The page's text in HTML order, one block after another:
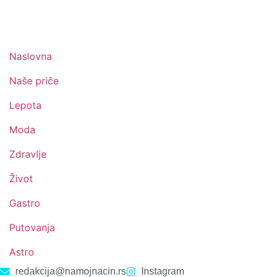
Naslovna
Naše priče
Lepota
Moda
Zdravlje
Život
Gastro
Putovanja
Astro
redakcija@namojnacin.rs Instagram